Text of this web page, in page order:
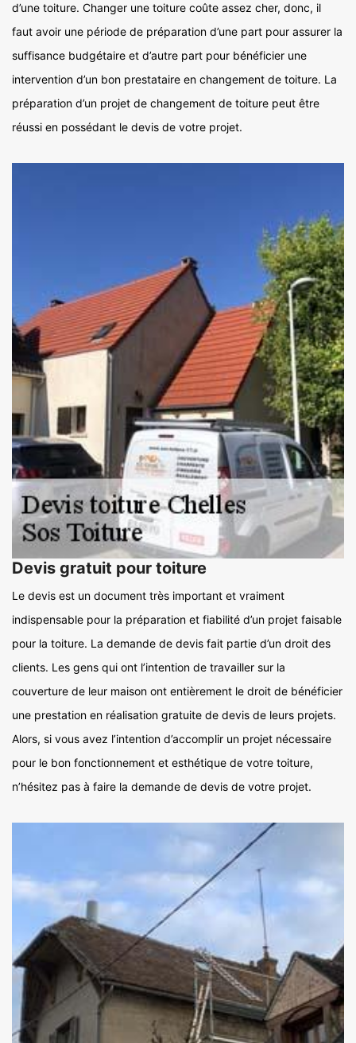
d’une toiture. Changer une toiture coûte assez cher, donc, il
faut avoir une période de préparation d’une part pour assurer la
suffisance budgétaire et d’autre part pour bénéficier une
intervention d’un bon prestataire en changement de toiture. La
préparation d’un projet de changement de toiture peut être
réussi en possédant le devis de votre projet.
Devis gratuit pour toiture
Le devis est un document très important et vraiment
indispensable pour la préparation et fiabilité d’un projet faisable
pour la toiture. La demande de devis fait partie d’un droit des
clients. Les gens qui ont l’intention de travailler sur la
couverture de leur maison ont entièrement le droit de bénéficier
une prestation en réalisation gratuite de devis de leurs projets.
Alors, si vous avez l’intention d’accomplir un projet nécessaire
pour le bon fonctionnement et esthétique de votre toiture,
n’hésitez pas à faire la demande de devis de votre projet.